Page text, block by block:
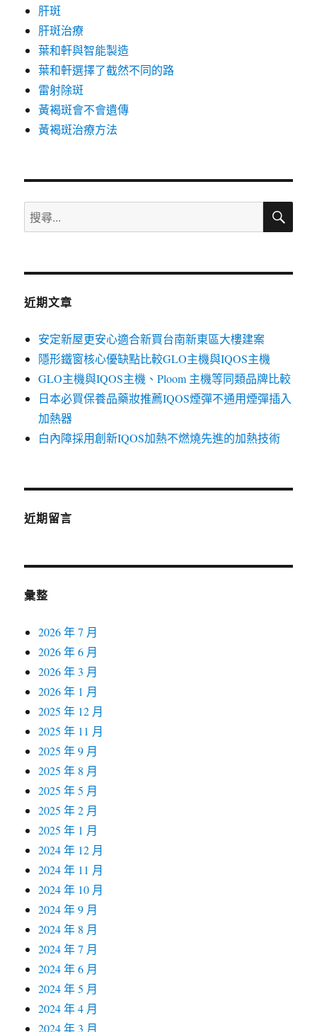
肝斑
肝斑治療
葉和軒與智能製造
葉和軒選擇了截然不同的路
雷射除斑
黃褐斑會不會遺傳
黃褐斑治療方法
搜
尋
鍵
搜
近期文章
安定新屋更安心適合新買台南新東區大樓建案
隱形鐵窗核心優缺點比較GLO主機與IQOS主機
GLO主機與IQOS主機、Ploom 主機等同類品牌比較
日本必買保養品藥妝推薦IQOS煙彈不通用煙彈插入
加熱器
白內障採用創新IQOS加熱不燃燒先進的加熱技術
近期留言
彙整
2026 年 7 月
2026 年 6 月
2026 年 3 月
2026 年 1 月
2025 年 12 月
2025 年 11 月
2025 年 9 月
2025 年 8 月
2025 年 5 月
2025 年 2 月
2025 年 1 月
2024 年 12 月
2024 年 11 月
2024 年 10 月
2024 年 9 月
2024 年 8 月
2024 年 7 月
2024 年 6 月
2024 年 5 月
2024 年 4 月
2024 年 3 月